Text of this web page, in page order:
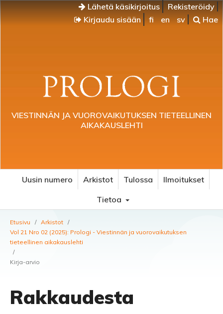
Lähetä käsikirjoitus
Rekisteröidy
Kirjaudu sisään
fi en sv Hae
VIESTINNÄN JA VUOROVAIKUTUKSEN TIETEELLINEN
AIKAKAUSLEHTI
Uusin numero Arkistot Tulossa
Ilmoitukset
Tietoa
Etusivu / Arkistot /
Vol 21 Nro 02 (2025): Prologi - Viestinnän ja vuorovaikutuksen
tieteellinen aikakauslehti
/
Kirja-arvio
Rakkaudesta